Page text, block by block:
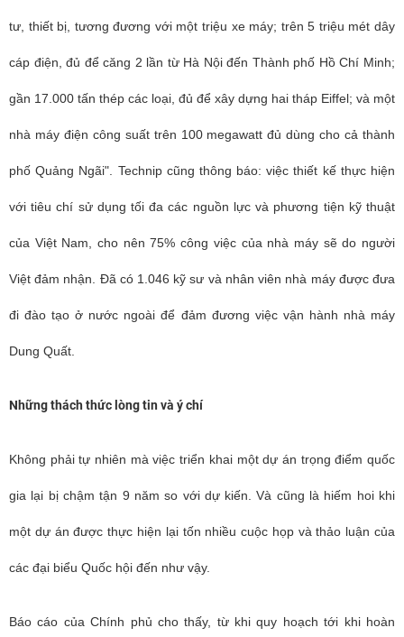
tư, thiết bị, tương đương với một triệu xe máy; trên 5 triệu mét dây
cáp điện, đủ để căng 2 lần từ Hà Nội đến Thành phố Hồ Chí Minh;
gần 17.000 tấn thép các loại, đủ để xây dựng hai tháp Eiffel; và một
nhà máy điện công suất trên 100 megawatt đủ dùng cho cả thành
phố Quảng Ngãi". Technip cũng thông báo: việc thiết kế thực hiện
với tiêu chí sử dụng tối đa các nguồn lực và phương tiện kỹ thuật
của Việt Nam, cho nên 75% công việc của nhà máy sẽ do người
Việt đảm nhận. Đã có 1.046 kỹ sư và nhân viên nhà máy được đưa
đi đào tạo ở nước ngoài để đảm đương việc vận hành nhà máy
Dung Quất.
Những thách thức lòng tin và ý chí
Không phải tự nhiên mà việc triển khai một dự án trọng điểm quốc
gia lại bị chậm tận 9 năm so với dự kiến. Và cũng là hiếm hoi khi
một dự án được thực hiện lại tốn nhiều cuộc họp và thảo luận của
các đại biểu Quốc hội đến như vậy.
Báo cáo của Chính phủ cho thấy, từ khi quy hoạch tới khi hoàn